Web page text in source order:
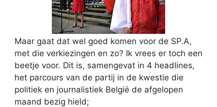
Maar gaat dat wel goed komen voor de SP.A,
met die verkiezingen en zo? Ik vrees er toch een
beetje voor. Dit is, samengevat in 4 headlines,
het parcours van de partij in de kwestie die
politiek en journalistiek België de afgelopen
maand bezig hield;